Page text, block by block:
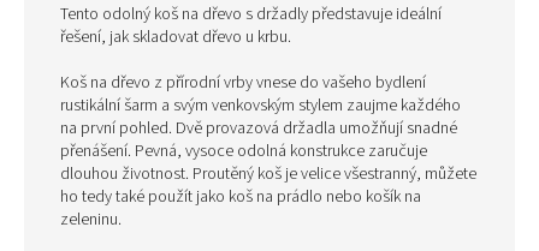
Tento odolný koš na dřevo s držadly představuje ideální
řešení, jak skladovat dřevo u krbu.
Koš na dřevo z přírodní vrby vnese do vašeho bydlení
rustikální šarm a svým venkovským stylem zaujme každého
na první pohled. Dvě provazová držadla umožňují snadné
přenášení. Pevná, vysoce odolná konstrukce zaručuje
dlouhou životnost. Proutěný koš je velice všestranný, můžete
ho tedy také použít jako koš na prádlo nebo košík na
zeleninu.